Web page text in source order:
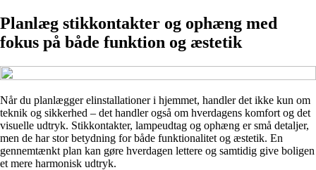
Planlæg stikkontakter og ophæng med
fokus på både funktion og æstetik
Når du planlægger elinstallationer i hjemmet, handler det ikke kun om
teknik og sikkerhed – det handler også om hverdagens komfort og det
visuelle udtryk. Stikkontakter, lampeudtag og ophæng er små detaljer,
men de har stor betydning for både funktionalitet og æstetik. En
gennemtænkt plan kan gøre hverdagen lettere og samtidig give boligen
et mere harmonisk udtryk.